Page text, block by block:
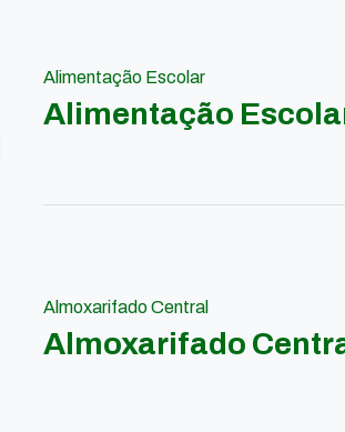
Alimentação Escolar
Alimentação
Almoxarifado Central
Almoxarifado